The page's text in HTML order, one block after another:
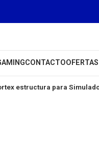
CONTACTO
estructura para